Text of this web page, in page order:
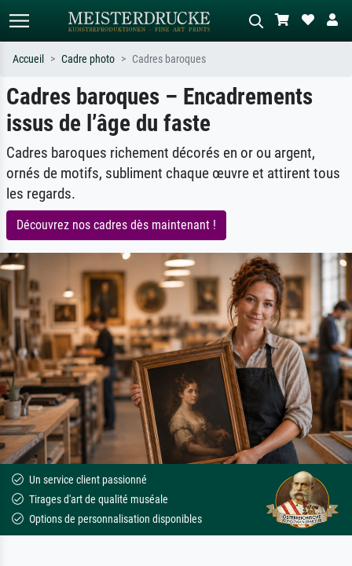
Recherche standard Recherche d'images IA
Recherchez par artiste, titre ou style –
ex. Monet, Nuit étoilée,
impressionnisme, vague de Hokusai,
nu.
Décrivez la scène – ex. prairie verte,
abstrait avec beaucoup de rouge,
tableau sombre, nu debout près d'un
arbre.
Accueil Cadre photo Cadres baroques
Cadres baroques – Encadrements
issus de l’âge du faste
Cadres baroques richement décorés en or ou argent,
ornés de motifs, subliment chaque œuvre et attirent tous
les regards.
Découvrez nos cadres dès maintenant !
Un service client passionné
Tirages d'art de qualité muséale
Options de personnalisation disponibles